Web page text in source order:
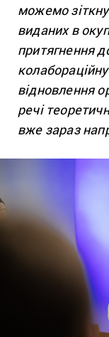
можемо
виданих в
притягнення
відновлення
речі
вже зараз